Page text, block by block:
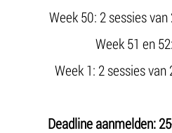
Week 50: 2 sessies
Week 51 en
Week 1: 2 sessies
Deadline aanmelden: